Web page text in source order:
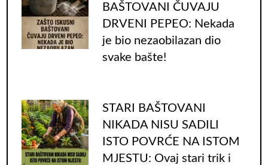
BAŠTOVANI ČUVAJU
DRVENI PEPEO: Nekada
je bio nezaobilazan dio
svake bašte!
STARI BAŠTOVANI
NIKADA NISU SADILI
ISTO POVRĆE NA ISTOM
MJESTU: Ovaj stari trik i